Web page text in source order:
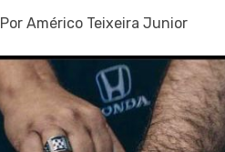
Por Américo Teixeira Junior